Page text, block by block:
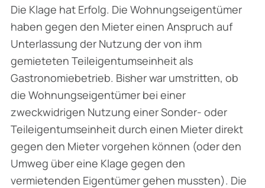
Die Klage hat Erfolg. Die Wohnungseigentümer
haben gegen den Mieter einen Anspruch auf
Unterlassung der Nutzung der von ihm
gemieteten Teileigentumseinheit als
Gastronomie­betrieb. Bisher war umstritten, ob
die Wohnungseigentümer bei einer
zweckwidrigen Nutzung einer Sonder- oder
Teileigentumseinheit durch einen Mieter direkt
gegen den Mieter vorgehen können (oder den
Umweg über eine Klage gegen den
vermietenden Eigentümer gehen mussten). Die